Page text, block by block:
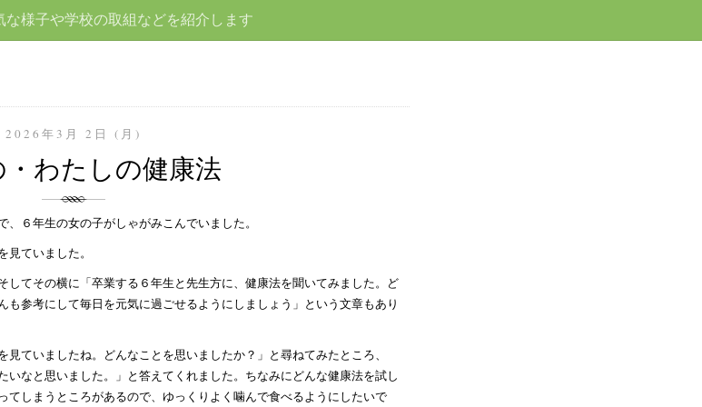
な様子や学校の取組などを紹介します
2026年3月 2日 (月)
わたしの健康法
６年生の女の子がしゃがみこんでいました。
ていました。
してその横に「卒業する６年生と先生方に、健康法を聞いてみました。ど
参考にして毎日を元気に過ごせるようにしましょう」という文章もあり
ていましたね。どんなことを思いましたか？」と尋ねてみたところ、
いなと思いました。」と答えてくれました。ちなみにどんな健康法を試し
しまうところがあるので、ゆっくりよく噛んで食べるようにしたいで